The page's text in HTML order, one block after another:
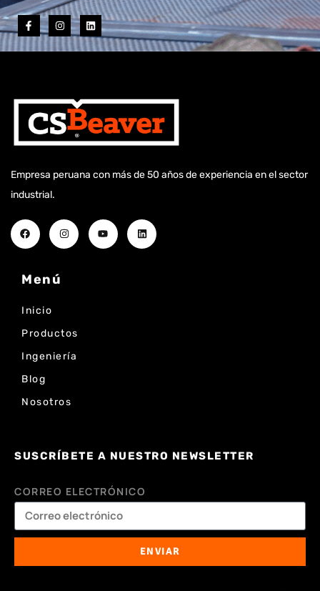
Empresa peruana con más de 50 años de experiencia en el sector
industrial.
Menú
Inicio
Productos
Ingeniería
Blog
Nosotros
SUSCRÍBETE A NUESTRO NEWSLETTER
CORREO ELECTRÓNICO
ENVIAR